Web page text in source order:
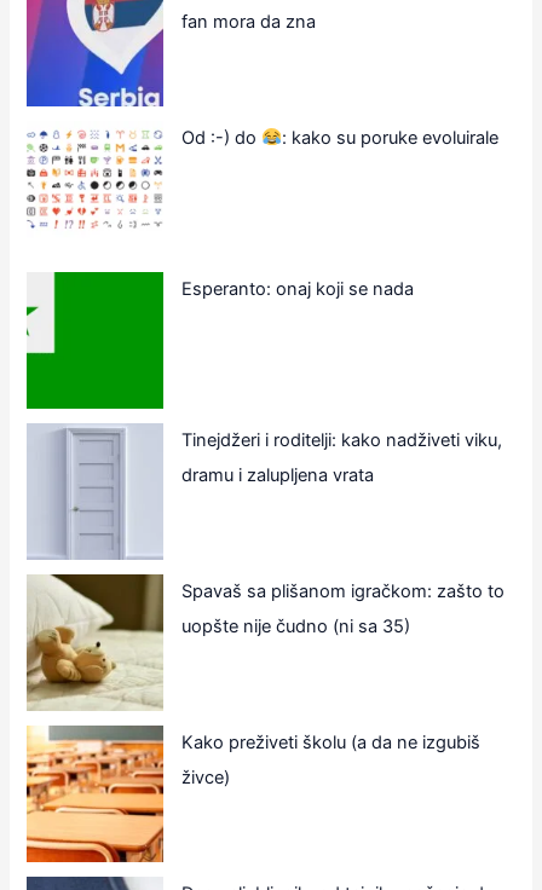
fan mora da zna
Od :-) do : kako su poruke evoluirale
Esperanto: onaj koji se nada
Tinejdžeri i roditelji: kako nadživeti viku,
dramu i zalupljena vrata
Spavaš sa plišanom igračkom: zašto to
uopšte nije čudno (ni sa 35)
Kako preživeti školu (a da ne izgubiš
živce)